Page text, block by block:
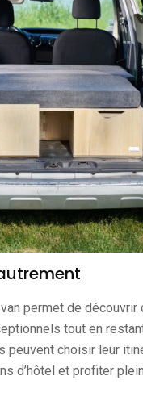
permet de découvrir
tout en
peuvent choisir leur
d’hôtel et profiter